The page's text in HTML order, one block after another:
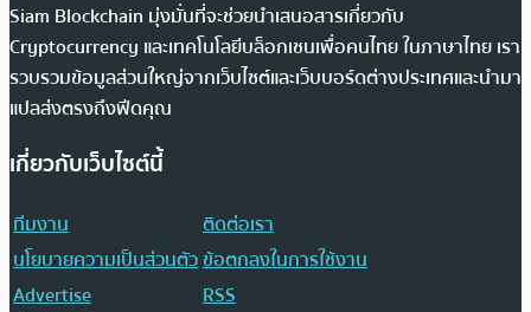
Siam Blockchain มุ่งมั่นที่จะช่วยนำเสนอสารเกี่ยวกับ
Cryptocurrency และเทคโนโลยีบล็อกเชนเพื่อคนไทย ในภาษาไทย เรา
รวบรวมข้อมูลส่วนใหญ่จากเว็บไซต์และเว็บบอร์ดต่างประเทศและนำมา
แปลส่งตรงถึงฟีดคุณ
เกี่ยวกับเว็บไซต์นี้
ทีมงาน
ติดต่อเรา
นโยบายความเป็นส่วนตัวข้อตกลงในการใช้งาน
Advertise
RSS